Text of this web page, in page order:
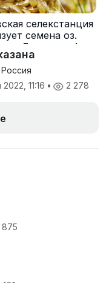
селекстанция
семена оз.
Льговская4 и
11:16 • 2 278
875